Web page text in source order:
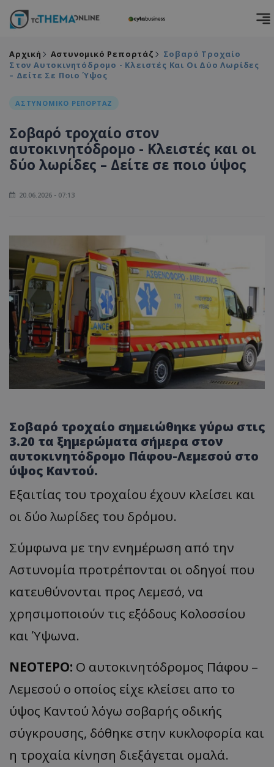
Αρχική Αστυνομικό Ρεπορτάζ
Σοβαρό Τροχαίο
Στον Αυτοκινητόδρομο - Κλειστές Και Οι Δύο Λωρίδες
– Δείτε Σε Ποιο Ύψος
ΑΣΤΥΝΟΜΙΚΟ ΡΕΠΟΡΤΑΖ
Σοβαρό τροχαίο στον
αυτοκινητόδρομο - Κλειστές και οι
δύο λωρίδες – Δείτε σε ποιο ύψος
20.06.2026 - 07:13
Σοβαρό τροχαίο σημειώθηκε γύρω στις
3.20 τα ξημερώματα σήμερα στον
αυτοκινητόδρομο Πάφου-Λεμεσού στο
ύψος Καντού.
Εξαιτίας του τροχαίου έχουν κλείσει και
οι δύο λωρίδες του δρόμου.
Σύμφωνα με την ενημέρωση από την
Αστυνομία προτρέπονται οι οδηγοί που
κατευθύνονται προς Λεμεσό, να
χρησιμοποιούν τις εξόδους Κολοσσίου
και Ύψωνα.
ΝΕΟΤΕΡΟ: Ο αυτοκινητόδρομος Πάφου –
Λεμεσού ο οποίος είχε κλείσει απο το
ύψος Καντού λόγω σοβαρής οδικής
σύγκρουσης, δόθηκε στην κυκλοφορία και
η τροχαία κίνηση διεξάγεται ομαλά.